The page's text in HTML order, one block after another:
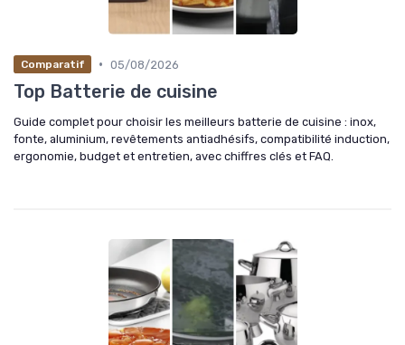
Comparatif • 05/08/2026
Top Batterie de cuisine
Guide complet pour choisir les meilleurs batterie de cuisine : inox,
fonte, aluminium, revêtements antiadhésifs, compatibilité induction,
ergonomie, budget et entretien, avec chiffres clés et FAQ.